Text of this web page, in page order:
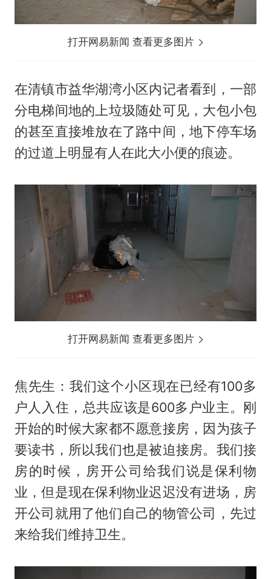
打开网易新闻 查看更多图片
在清镇市益华湖湾小区内记者看到，一部
分电梯间地的上垃圾随处可见，大包小包
的甚至直接堆放在了路中间，地下停车场
的过道上明显有人在此大小便的痕迹。
打开网易新闻 查看更多图片
焦先生：我们这个小区现在已经有100多
户人入住，总共应该是600多户业主。刚
开始的时候大家都不愿意接房，因为孩子
要读书，所以我们也是被迫接房。我们接
房的时候，房开公司给我们说是保利物
业，但是现在保利物业迟迟没有进场，房
开公司就用了他们自己的物管公司，先过
来给我们维持卫生。